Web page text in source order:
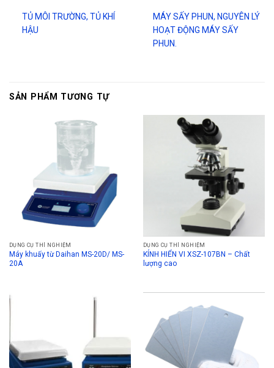
TỦ MÔI TRƯỜNG, TỦ KHÍ
HẬU
MÁY SẤY PHUN, NGUYÊN LÝ
HOẠT ĐỘNG MÁY SẤY
PHUN.
SẢN PHẨM TƯƠNG TỰ
DỤNG CỤ THÍ NGHIỆM
Máy khuấy từ Daihan MS-20D/ MS-
20A
DỤNG CỤ THÍ NGHIỆM
KÍNH HIỂN VI XSZ-107BN – Chất
lượng cao